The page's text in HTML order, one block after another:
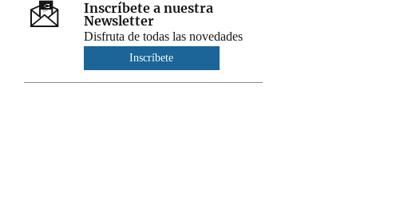
Inscríbete a nuestra
Newsletter
Disfruta de todas las novedades
Inscríbete